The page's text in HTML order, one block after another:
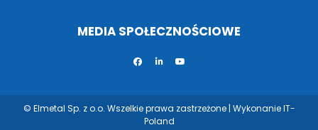
MEDIA SPOŁECZNOŚCIOWE
© Elmetal Sp. z o.o. Wszelkie prawa zastrzeżone | WykonanieIT-
Poland